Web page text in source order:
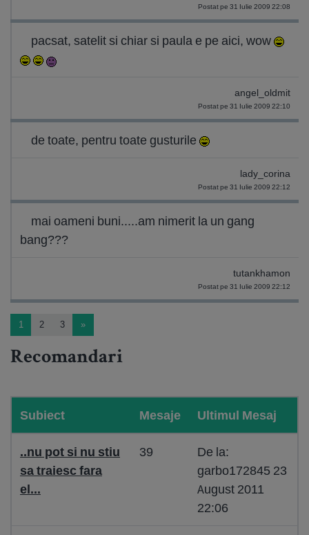
Postat pe 31 Iulie 2009 22:08
pacsat, satelit si chiar si paula e pe aici, wow
angel_oldmit
Postat pe 31 Iulie 2009 22:10
de toate, pentru toate gusturile
lady_corina
Postat pe 31 Iulie 2009 22:12
mai oameni buni.....am nimerit la un gang
bang???
tutankhamon
Postat pe 31 Iulie 2009 22:12
1 2 3 »
Recomandari
Subiect Mesaje Ultimul Mesaj
..nu pot si nu stiu
sa traiesc fara
el...
39
De la:
garbo172845 23
August 2011
22:06